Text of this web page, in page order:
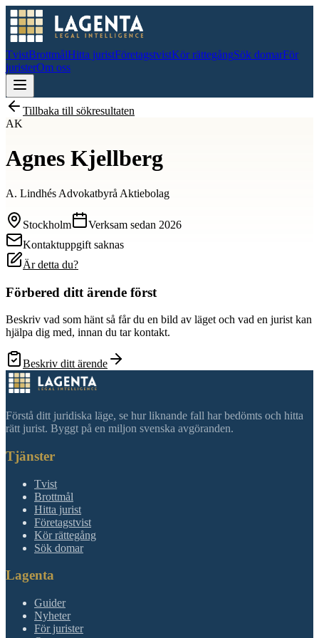
TvistBrottmålHitta juristFöretagstvistKör rättegångSök domarFör
juristerOm oss
Tillbaka till sökresultaten
AK
Agnes Kjellberg
A. Lindhés Advokatbyrå Aktiebolag
Stockholm Verksam sedan 2026
Kontaktuppgift saknas
Är detta du?
Förbered ditt ärende först
Beskriv vad som hänt så får du en bild av läget och vad en jurist kan
hjälpa dig med, innan du tar kontakt.
Beskriv ditt ärende
Förstå ditt juridiska läge, se hur liknande fall har bedömts och hitta
rätt jurist. Byggt på en miljon svenska avgöranden.
Tjänster
Tvist
Brottmål
Hitta jurist
Företagstvist
Kör rättegång
Sök domar
Lagenta
Guider
Nyheter
För jurister